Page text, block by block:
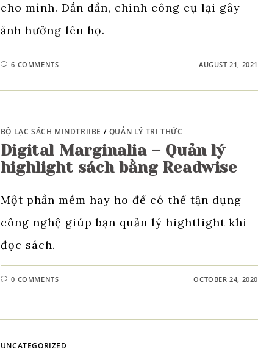
cho mình. Dần dần, chính công cụ lại gây
ảnh hưởng lên họ.
6 COMMENTS AUGUST 21, 2021
BỘ LẠC SÁCH MINDTRIIBE / QUẢN LÝ TRI THỨC
Digital Marginalia – Quản lý
highlight sách bằng Readwise
Một phần mềm hay ho để có thể tận dụng
công nghệ giúp bạn quản lý hightlight khi
đọc sách.
0 COMMENTS OCTOBER 24, 2020
UNCATEGORIZED